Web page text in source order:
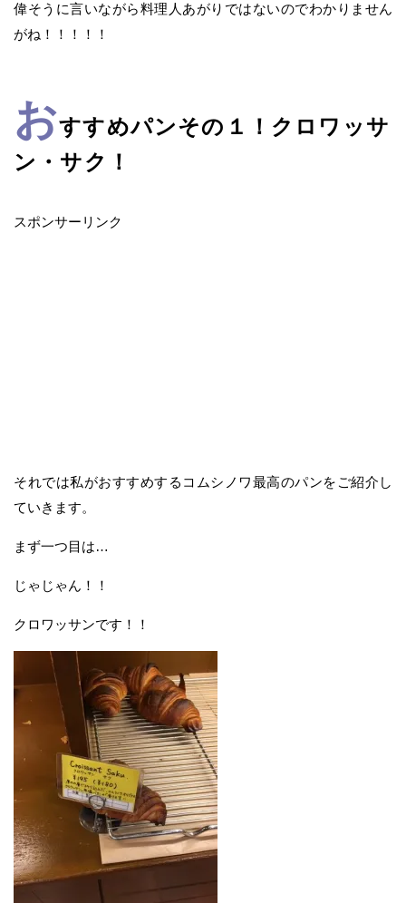
偉そうに言いながら料理人あがりではないのでわかりません
がね！！！！！
おすすめパンその１！クロワッサ
ン・サク！
スポンサーリンク
それでは私がおすすめするコムシノワ最高のパンをご紹介し
ていきます。
まず一つ目は…
じゃじゃん！！
クロワッサンです！！